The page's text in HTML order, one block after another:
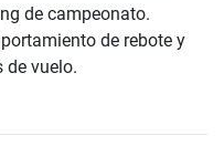
de campeonato.
de rebote y
de vuelo.